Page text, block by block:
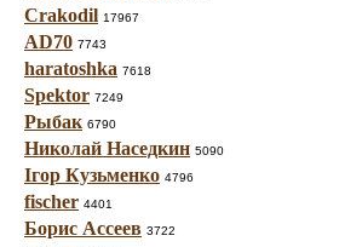
Crakodil 17967
AD70 7743
haratoshka 7618
Spektor 7249
Рыбак 6790
Николай Наседкин 5090
Ігор Кузьменко 4796
fischer 4401
Борис Ассеев 3722